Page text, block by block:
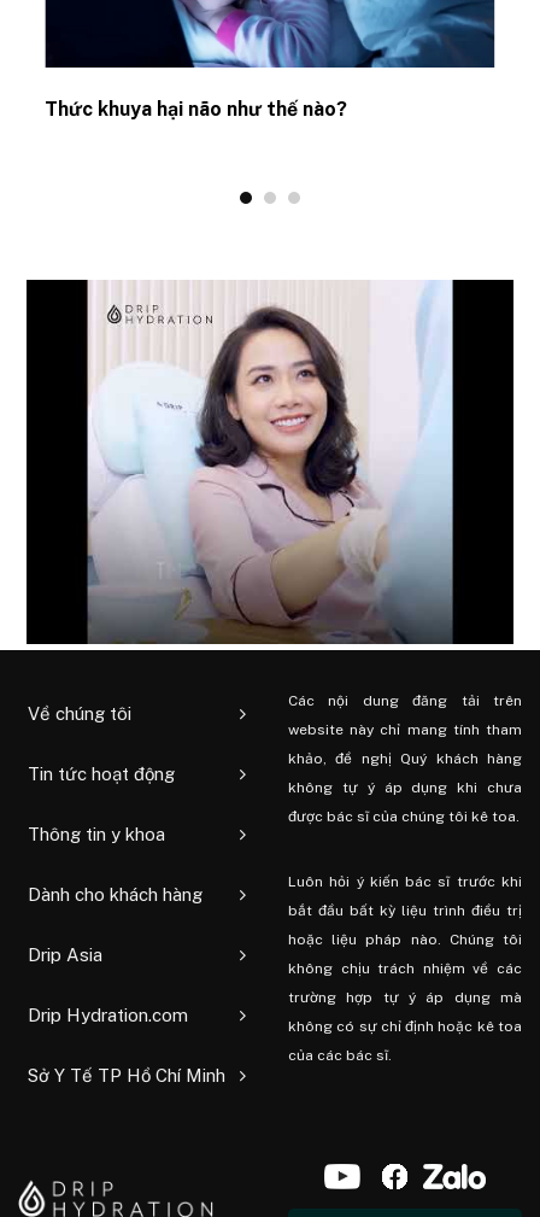
Thức khuya hại não như thế nào?
Về chúng tôi
Tin tức hoạt động
Thông tin y khoa
Dành cho khách hàng
Drip Asia
Drip Hydration.com
Sở Y Tế TP Hồ Chí Minh
Các nội dung đăng tải trên
website này chỉ mang tính tham
khảo, đề nghị Quý khách hàng
không tự ý áp dụng khi chưa
được bác sĩ của chúng tôi kê toa.
Luôn hỏi ý kiến ​​bác sĩ trước khi
bắt đầu bất kỳ liệu trình điều trị
hoặc liệu pháp nào. Chúng tôi
không chịu trách nhiệm về các
trường hợp tự ý áp dụng mà
không có sự chỉ định hoặc kê toa
của các bác sĩ.